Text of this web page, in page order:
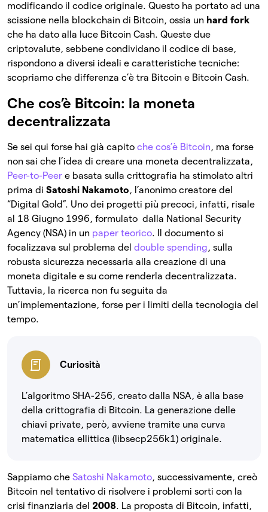
modificando il codice originale. Questo ha portato ad una
scissione nella blockchain di Bitcoin, ossia un hard fork
che ha dato alla luce Bitcoin Cash. Queste due
criptovalute, sebbene condividano il codice di base,
rispondono a diversi ideali e caratteristiche tecniche:
scopriamo che differenza c’è tra Bitcoin e Bitcoin Cash.
Che cos’è Bitcoin: la moneta
decentralizzata
Se sei qui forse hai già capito che cos’è Bitcoin, ma forse
non sai che l’idea di creare una moneta decentralizzata,
Peer-to-Peer e basata sulla crittografia ha stimolato altri
prima di Satoshi Nakamoto, l’anonimo creatore del
“Digital Gold”. Uno dei progetti più precoci, infatti, risale
al 18 Giugno 1996, formulato dalla National Security
Agency (NSA) in un paper teorico. Il documento si
focalizzava sul problema del double spending, sulla
robusta sicurezza necessaria alla creazione di una
moneta digitale e su come renderla decentralizzata.
Tuttavia, la ricerca non fu seguita da
un’implementazione, forse per i limiti della tecnologia del
tempo.
Curiosità
L’algoritmo SHA-256, creato dalla NSA, è alla base
della crittografia di Bitcoin. La generazione delle
chiavi private, però, avviene tramite una curva
matematica ellittica (libsecp256k1) originale.
Sappiamo che Satoshi Nakamoto, successivamente, creò
Bitcoin nel tentativo di risolvere i problemi sorti con la
crisi finanziaria del 2008. La proposta di Bitcoin, infatti,